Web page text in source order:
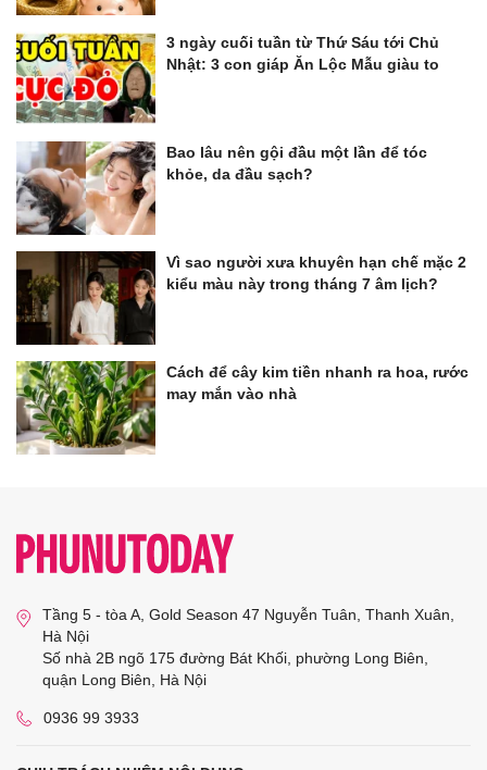
3 ngày cuối tuần từ Thứ Sáu tới Chủ
Nhật: 3 con giáp Ăn Lộc Mẫu giàu to
Bao lâu nên gội đầu một lần để tóc
khỏe, da đầu sạch?
Vì sao người xưa khuyên hạn chế mặc 2
kiểu màu này trong tháng 7 âm lịch?
Cách để cây kim tiền nhanh ra hoa, rước
may mắn vào nhà
Tầng 5 - tòa A, Gold Season 47 Nguyễn Tuân, Thanh Xuân,
Hà Nội
Số nhà 2B ngõ 175 đường Bát Khối, phường Long Biên,
quận Long Biên, Hà Nội
0936 99 3933